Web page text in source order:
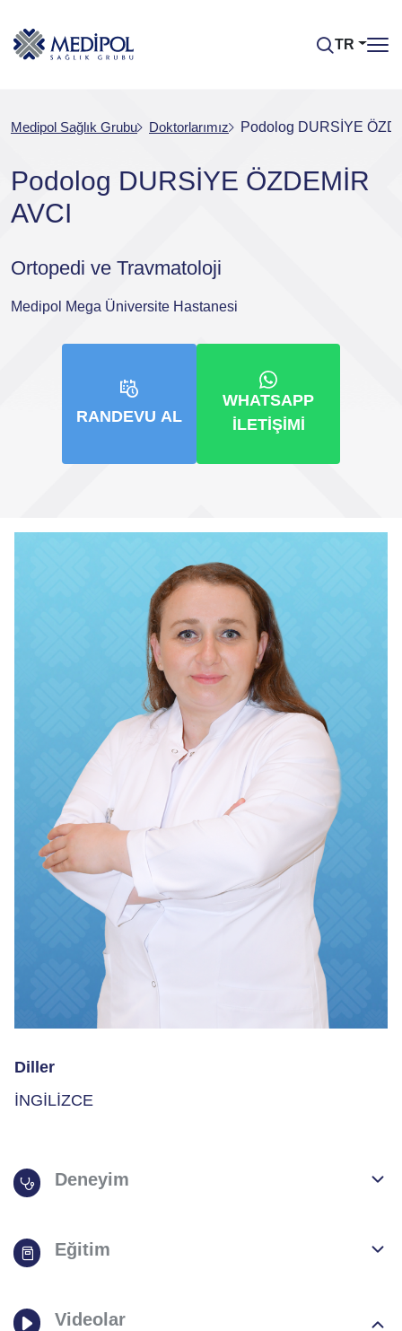
TR
Medipol Sağlık Grubu Doktorlarımız Podolog DURSİYE
Podolog DURSİYE ÖZDEMİR
AVCI
Ortopedi ve Travmatoloji
Medipol Mega Üniversite Hastanesi
RANDEVU AL
WHATSAPP
İLETIŞIMI
Diller
İNGİLİZCE
Deneyim
Eğitim
Videolar